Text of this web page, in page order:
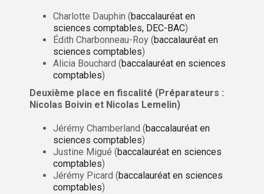
Charlotte Dauphin (baccalauréat en
sciences comptables, DEC-BAC)
Édith Charbonneau-Roy (baccalauréat en
sciences comptables)
Alicia Bouchard (baccalauréat en sciences
comptables)
Deuxième place en fiscalité (Préparateurs :
Nicolas Boivin et Nicolas Lemelin)
Jérémy Chamberland (baccalauréat en
sciences comptables)
Justine Migué (baccalauréat en sciences
comptables)
Jérémy Picard (baccalauréat en sciences
comptables)